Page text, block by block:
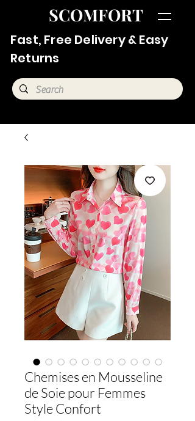
SCOMFORT
Fast, Free Delivery & Easy
Returns
Chemises en Mousseline
de Soie pour Femmes
Style Confort